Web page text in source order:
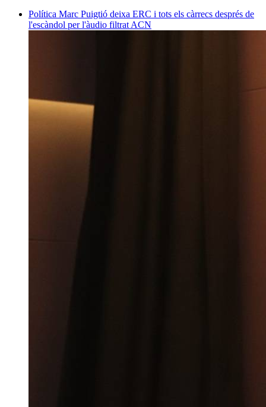
Política Marc Puigtió deixa ERC i tots els càrrecs després de
l'escàndol per l'àudio filtrat ACN